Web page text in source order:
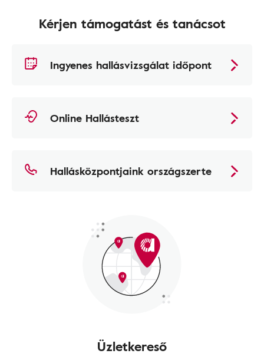
Kérjen támogatást és tanácsot
Ingyenes hallásvizsgálat időpont
Online Hallásteszt
Hallásközpontjaink országszerte
Üzletkereső